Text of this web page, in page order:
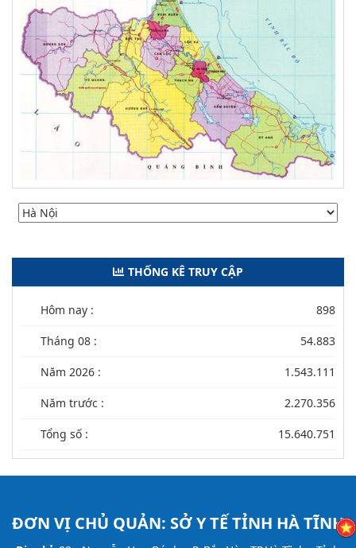
THỐNG KÊ TRUY CẬP
Hôm nay : 898
Tháng 08 : 54.883
Năm 2026 : 1.543.111
Năm trước : 2.270.356
Tổng số : 15.640.751
ĐƠN VỊ CHỦ QUẢN: SỞ Y TẾ TỈNH HÀ TĨNH